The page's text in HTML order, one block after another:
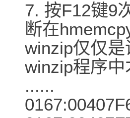
7. 按F12键9
断在
winzip仅仅
winzip程序
......